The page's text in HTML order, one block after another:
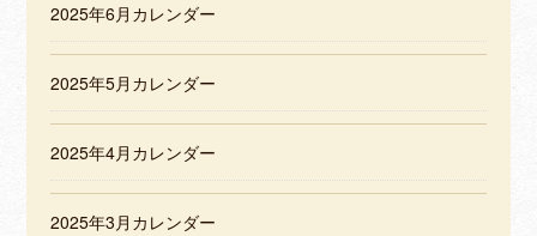
2025年6月カレンダー
2025年5月カレンダー
2025年4月カレンダー
2025年3月カレンダー